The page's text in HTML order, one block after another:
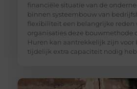
financiële situatie van de
binnen systeembouw van
flexibiliteit een belangrijke reden
organisaties deze bouwmethode
Huren kan aantrekkelijk zijn voor
tijdelijk extra capaciteit nodig